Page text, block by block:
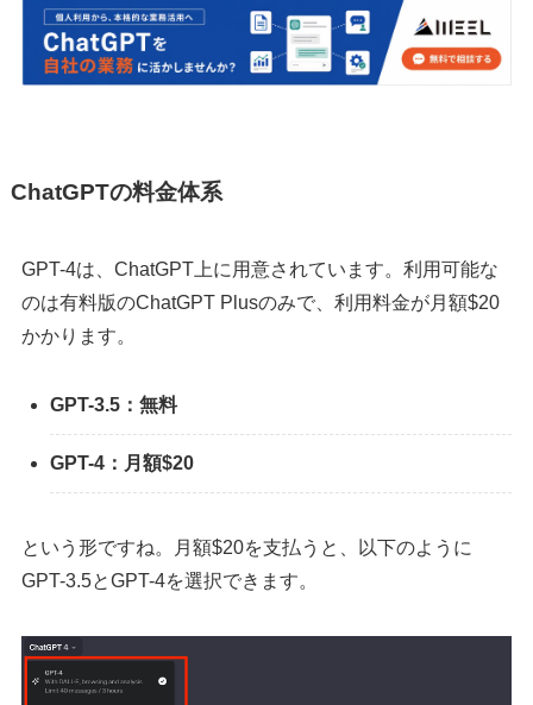
ChatGPTの料金体系
GPT-4は、ChatGPT上に用意されています。利用可能な
のは有料版のChatGPT Plusのみで、利用料金が月額$20
かかります。
GPT-3.5：無料
GPT-4：月額$20
という形ですね。月額$20を支払うと、以下のように
GPT-3.5とGPT-4を選択できます。